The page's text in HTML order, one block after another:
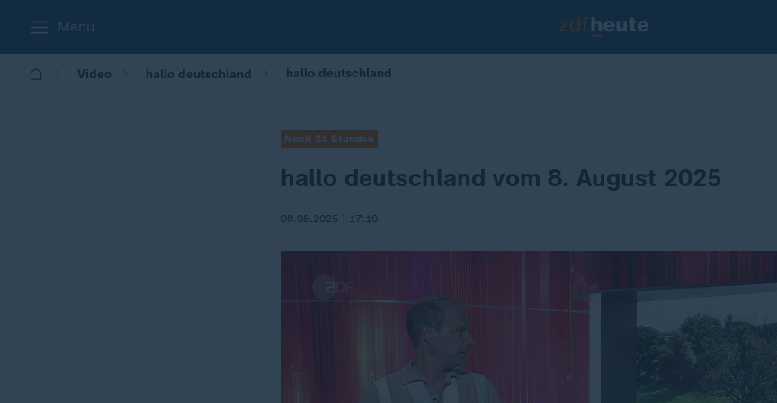
Menü
Video hallo deutschland hallo deutschland
Noch 21 Stunden
hallo deutschland vom 8. August 2025
08.08.2025 | 17:10